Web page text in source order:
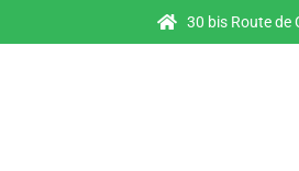
30 bis Route de